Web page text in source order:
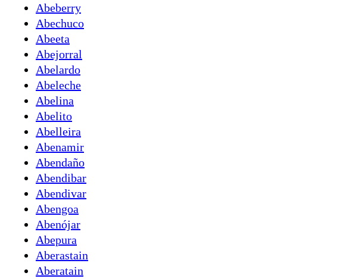
Abeberry
Abechuco
Abeeta
Abejorral
Abelardo
Abeleche
Abelina
Abelito
Abelleira
Abenamir
Abendaño
Abendibar
Abendivar
Abengoa
Abenójar
Abepura
Aberastain
Aberatain